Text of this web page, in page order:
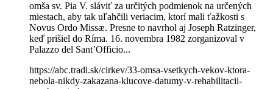
omša sv. Pia V. sláviť za určitých podmienok na určených
miestach, aby tak uľahčili veriacim, ktorí mali ťažkosti s
Novus Ordo Missæ. Presne to navrhol aj Joseph Ratzinger,
keď prišiel do Ríma. 16. novembra 1982 zorganizoval v
Palazzo del Sant’Officio...
https://abc.tradi.sk/cirkev/33-omsa-vsetkych-vekov-ktora-
nebola-nikdy-zakazana-klucove-datumy-v-rehabilitacii-